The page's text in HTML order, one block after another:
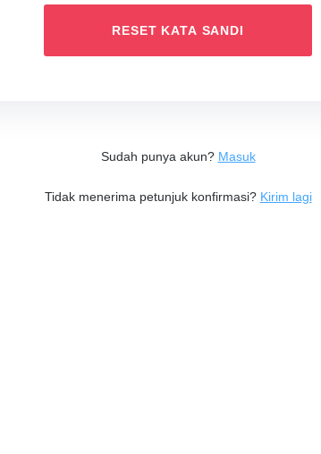
RESET KATA SANDI
Sudah punya akun? Masuk
Tidak menerima petunjuk konfirmasi? Kirim lagi